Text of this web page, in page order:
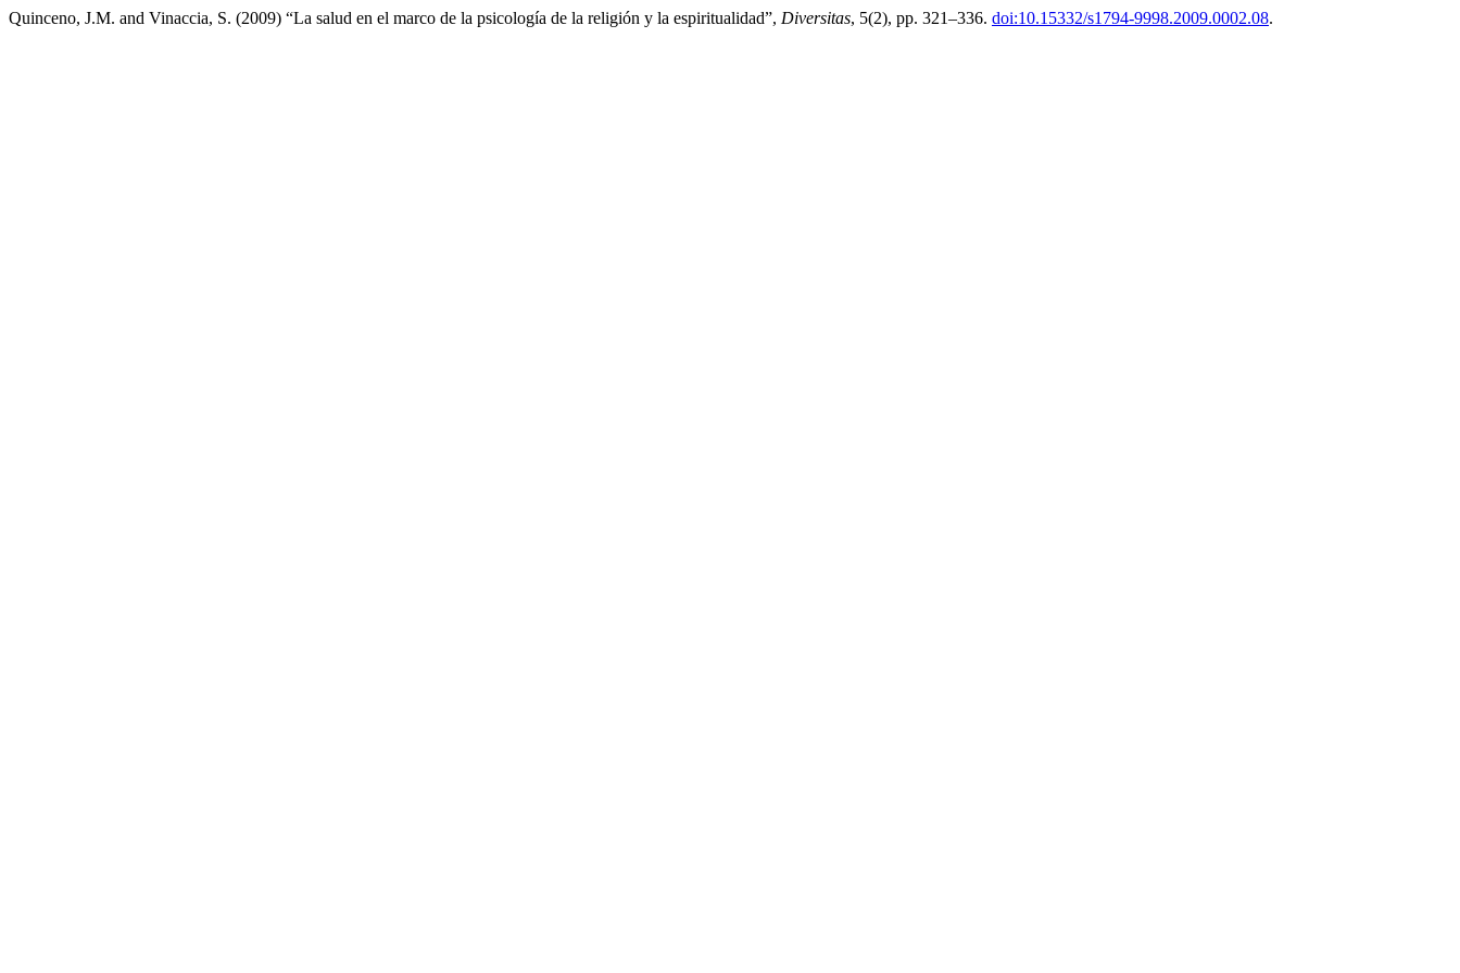
Quinceno, J.M. and Vinaccia, S. (2009) “La salud en el marco de la psicología de la religión y la espiritualidad”, Diversitas, 5(2), pp. 321–336. doi:10.15332/s1794-9998.2009.0002.08.